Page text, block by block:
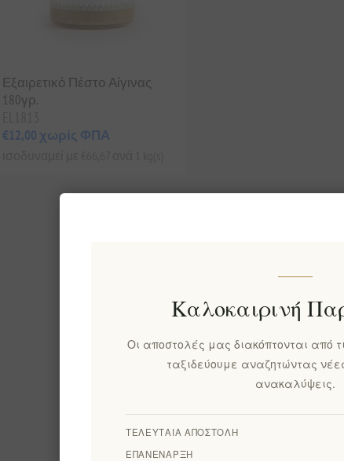
Εξαιρετικό Πέστο Αίγινας
180γρ.
€12,00 χωρίς ΦΠΑ
Καλοκαιρινή
Οι αποστολές μας διακόπτονται από
ταξιδεύουμε αναζητώντας
ανακαλύψεις.
ΤΕΛΕΥΤΑΊΑ ΑΠΟΣΤΟΛΉ
ΕΠΑΝΈΝΑΡΞΗ